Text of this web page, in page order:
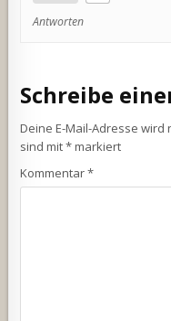
Antworten
Schreibe
Deine E-Mail-Adresse
sind mit*markiert
Kommentar*